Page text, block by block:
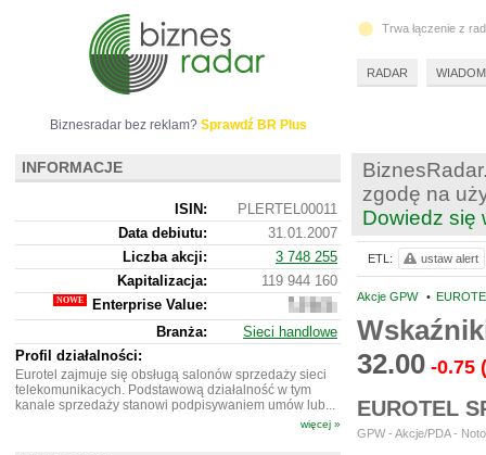
zgodę na
Dowiedz się
Akcje GPW •
32.00 -0.75
EUROTEL
GPW - Akcje/PDA -
ETL: ustaw alert
Biznesradar bez reklam? Sprawdź BR Plus
INFORMACJE
ISIN:
PLERTEL00011
Data debiutu:
31.01.2007
Liczba akcji:
3 748 255
Kapitalizacja:
119 944 160
Enterprise Value:
78
152
160
Branża:
Sieci handlowe
Profil działalności:
Eurotel zajmuje się obsługą salonów sprzedaży sieci
telekomunikacych. Podstawową działalność w tym
kanale sprzedaży stanowi podpisywaniem umów lub...
więcej »
Trwa łączenie z
RADAR